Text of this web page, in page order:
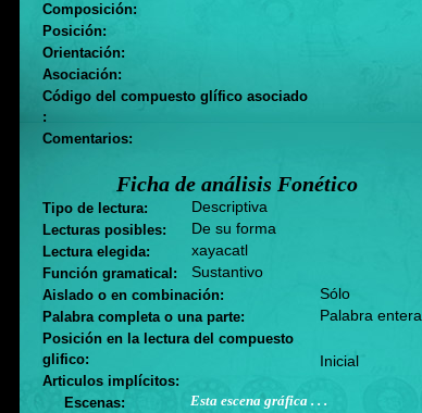
Composición:
Posición:
Orientación:
Asociación:
Código del compuesto glífico asociado
:
Comentarios:
Ficha de análisis Fonético
Tipo de lectura: Descriptiva
Lecturas posibles: De su forma
Lectura elegida: xayacatl
Función gramatical: Sustantivo
Aislado o en combinación: Sólo
Palabra completa o una parte: Palabra entera
Posición en la lectura del compuesto
glifico:
Inicial
Articulos implícitos:
Escenas:
Esta escena gráfica . . .